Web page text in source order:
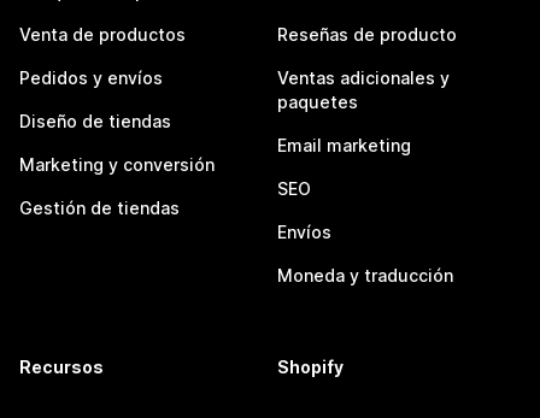
Venta de productos
Pedidos y envíos
Diseño de tiendas
Marketing y conversión
Gestión de tiendas
Reseñas de producto
Ventas adicionales y
paquetes
Email marketing
SEO
Envíos
Moneda y traducción
Recursos Shopify